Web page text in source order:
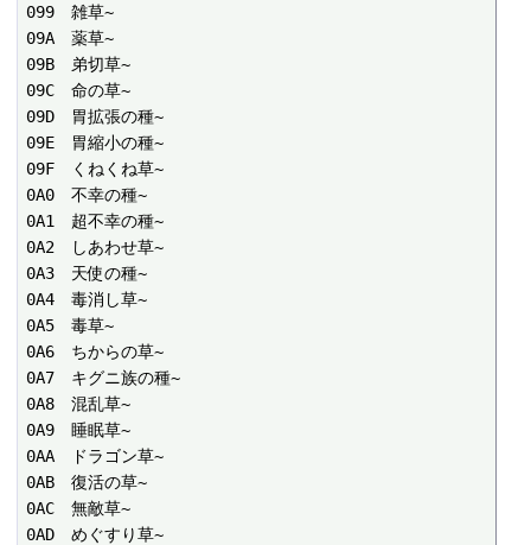
099　雑草~
09A　薬草~
09B　弟切草~
09C　命の草~
09D　胃拡張の種~
09E　胃縮小の種~
09F　くねくね草~
0A0　不幸の種~
0A1　超不幸の種~
0A2　しあわせ草~
0A3　天使の種~
0A4　毒消し草~
0A5　毒草~
0A6　ちからの草~
0A7　キグニ族の種~
0A8　混乱草~
0A9　睡眠草~
0AA　ドラゴン草~
0AB　復活の草~
0AC　無敵草~
0AD　めぐすり草~